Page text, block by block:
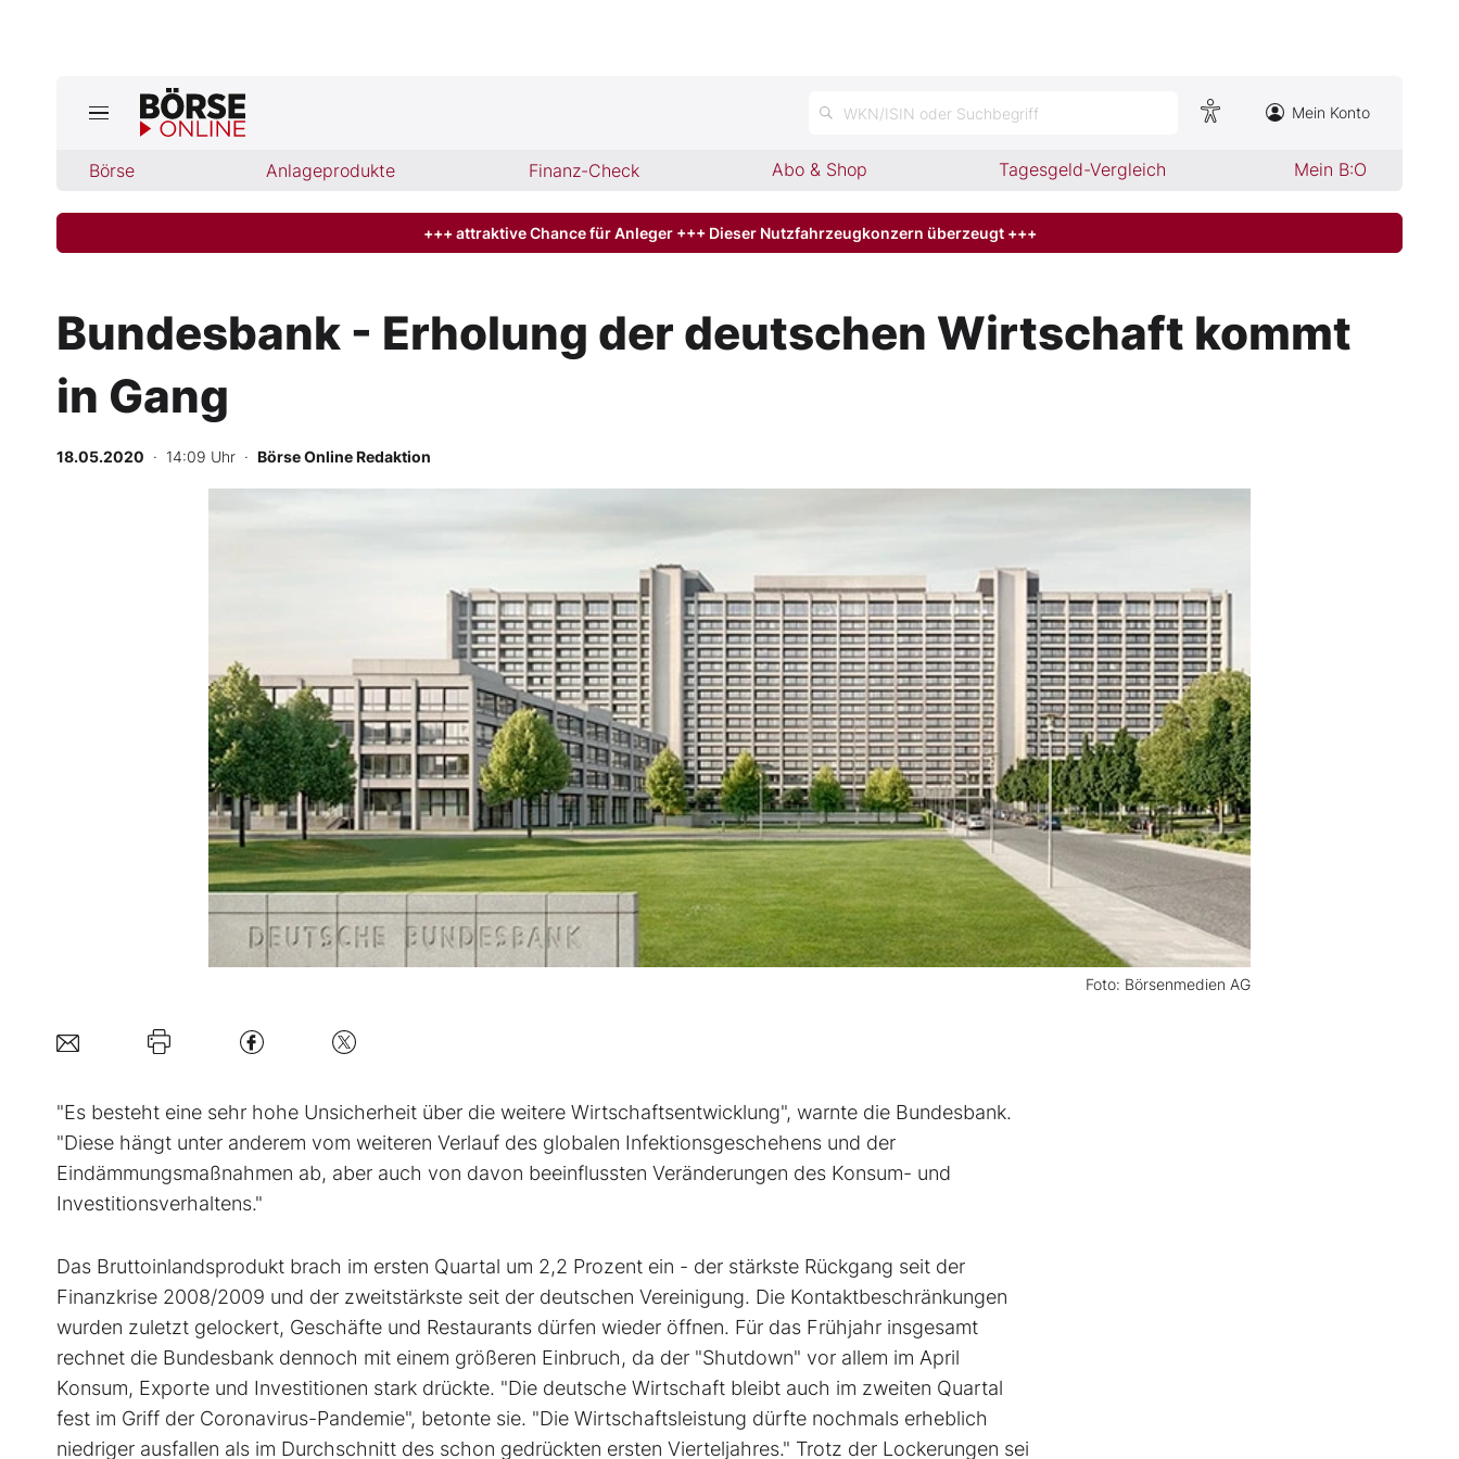
WKN/ISIN oder Suchbegriff Mein Konto
Börse Anlageprodukte Finanz-Check Abo & Shop Tagesgeld-Vergleich Mein B:O
Jetzt aktuelle Ausgabe BÖRSE ONLINE lesen
Finanz-Check
Abo & Shop
BO-Musterdepots
Mein Konto
Folgen Sie uns
Kontakt
+++ attraktive Chance für Anleger +++ Dieser Nutzfahrzeugkonzern überzeugt +++
Bundesbank - Erholung der deutschen Wirtschaft kommt
in Gang
18.05.2020 · 14:09 Uhr · Börse Online Redaktion
Foto: Börsenmedien AG
"Es besteht eine sehr hohe Unsicherheit über die weitere Wirtschaftsentwicklung", warnte die Bundesbank.
"Diese hängt unter anderem vom weiteren Verlauf des globalen Infektionsgeschehens und der
Eindämmungsmaßnahmen ab, aber auch von davon beeinflussten Veränderungen des Konsum- und
Investitionsverhaltens."
Das Bruttoinlandsprodukt brach im ersten Quartal um 2,2 Prozent ein - der stärkste Rückgang seit der
Finanzkrise 2008/2009 und der zweitstärkste seit der deutschen Vereinigung. Die Kontaktbeschränkungen
wurden zuletzt gelockert, Geschäfte und Restaurants dürfen wieder öffnen. Für das Frühjahr insgesamt
rechnet die Bundesbank dennoch mit einem größeren Einbruch, da der "Shutdown" vor allem im April
Konsum, Exporte und Investitionen stark drückte. "Die deutsche Wirtschaft bleibt auch im zweiten Quartal
fest im Griff der Coronavirus-Pandemie", betonte sie. "Die Wirtschaftsleistung dürfte nochmals erheblich
niedriger ausfallen als im Durchschnitt des schon gedrückten ersten Vierteljahres." Trotz der Lockerungen sei